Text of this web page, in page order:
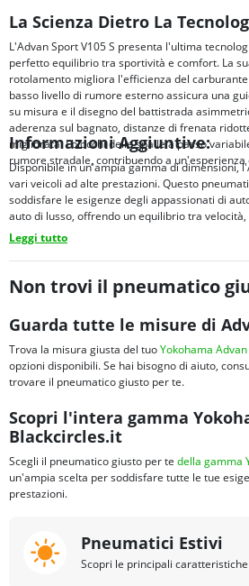
La Scienza Dietro La
L'Advan Sport V105 S presenta l'ultima
perfetto equilibrio tra sportività e comfort. La
rotolamento migliora l'efficienza del
basso livello di rumore esterno assicura una
su misura e il disegno del battistrada
aderenza sul bagnato, distanze di frenata
migliorata. I blocchi delle spalle a passo
rumore stradale, contribuendo a
Informazioni Aggiuntive:
Disponibile in un'ampia gamma di dimensioni,
vari veicoli ad alte prestazioni. Questo
soddisfare le esigenze degli appassionati di
auto di lusso, offrendo un equilibrio tra
design avanzato e i materiali superiori
durature.
Leggi tutto
Non trovi il pneumatico
Guarda tutte le misure di
Trova la misura giusta del tuoYokohama
opzioni disponibili. Se hai bisogno di aiuto,
trovare il pneumatico giusto per te.
Scopri l'intera gamma
Blackcircles.it
Scegli il pneumatico giusto per te della gamma
un'ampia scelta per soddisfare tutte le tue
prestazioni.
Pneumatici Estivi
Scopri le principali